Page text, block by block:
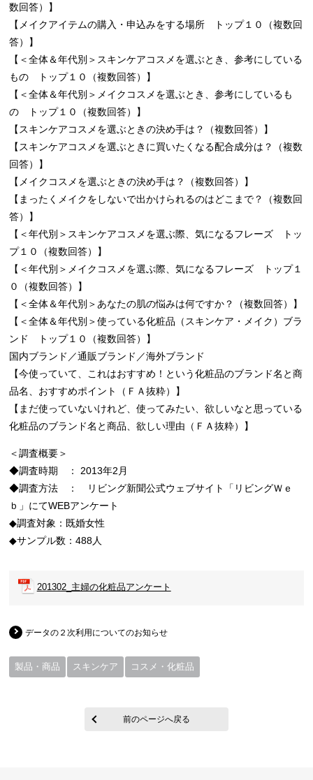
数回答）】
【メイクアイテムの購入・申込みをする場所 トップ１０（複数回
答）】
【＜全体＆年代別＞スキンケアコスメを選ぶとき、参考にしている
もの トップ１０（複数回答）】
【＜全体＆年代別＞メイクコスメを選ぶとき、参考にしているも
の トップ１０（複数回答）】
【スキンケアコスメを選ぶときの決め手は？（複数回答）】
【スキンケアコスメを選ぶときに買いたくなる配合成分は？（複数
回答）】
【メイクコスメを選ぶときの決め手は？（複数回答）】
【まったくメイクをしないで出かけられるのはどこまで？（複数回
答）】
【＜年代別＞スキンケアコスメを選ぶ際、気になるフレーズ トッ
プ１０（複数回答）】
【＜年代別＞メイクコスメを選ぶ際、気になるフレーズ トップ１
０（複数回答）】
【＜全体＆年代別＞あなたの肌の悩みは何ですか？（複数回答）】
【＜全体＆年代別＞使っている化粧品（スキンケア・メイク）ブラ
ンド トップ１０（複数回答）】
国内ブランド／通販ブランド／海外ブランド
【今使っていて、これはおすすめ！という化粧品のブランド名と商
品名、おすすめポイント（ＦＡ抜粋）】
【まだ使っていないけれど、使ってみたい、欲しいなと思っている
化粧品のブランド名と商品、欲しい理由（ＦＡ抜粋）】
＜調査概要＞
◆調査時期 ： 2013年2月
◆調査方法 ： リビング新聞公式ウェブサイト「リビングＷｅ
ｂ」にてWEBアンケート
◆調査対象：既婚女性
◆サンプル数：488人
201302_主婦の化粧品アンケート
データの２次利用についてのお知らせ
製品・商品 スキンケア コスメ・化粧品
前のページへ戻る